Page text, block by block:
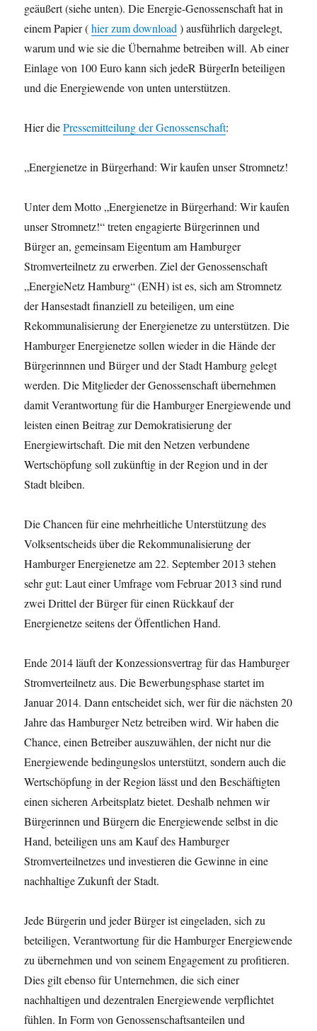
geäußert (siehe unten). Die Energie-Genossenschaft hat in
einem Papier (hier zum download) ausführlich dargelegt,
warum und wie sie die Übernahme betreiben will. Ab einer
Einlage von 100 Euro kann sich jedeR BürgerIn beteiligen
und die Energiewende von unten unterstützen.
Hier diePressemitteilung der Genossenschaft:
„Energienetze in Bürgerhand: Wir kaufen unser Stromnetz!
Unter dem Motto „Energienetze in Bürgerhand: Wir kaufen
unser Stromnetz!“ treten engagierte Bürgerinnen und
Bürger an, gemeinsam Eigentum am Hamburger
Stromverteilnetz zu erwerben. Ziel der Genossenschaft
„EnergieNetz Hamburg“ (ENH) ist es, sich am Stromnetz
der Hansestadt finanziell zu beteiligen, um eine
Rekommunalisierung der Energienetze zu unterstützen. Die
Hamburger Energienetze sollen wieder in die Hände der
Bürgerinnnen und Bürger und der Stadt Hamburg gelegt
werden. Die Mitglieder der Genossenschaft übernehmen
damit Verantwortung für die Hamburger Energiewende und
leisten einen Beitrag zur Demokratisierung der
Energiewirtschaft. Die mit den Netzen verbundene
Wertschöpfung soll zukünftig in der Region und in der
Stadt bleiben.
Die Chancen für eine mehrheitliche Unterstützung des
Volksentscheids über die Rekommunalisierung der
Hamburger Energienetze am 22. September 2013 stehen
sehr gut: Laut einer Umfrage vom Februar 2013 sind rund
zwei Drittel der Bürger für einen Rückkauf der
Energienetze seitens der Öffentlichen Hand.
Ende 2014 läuft der Konzessionsvertrag für das Hamburger
Stromverteilnetz aus. Die Bewerbungsphase startet im
Januar 2014. Dann entscheidet sich, wer für die nächsten 20
Jahre das Hamburger Netz betreiben wird. Wir haben die
Chance, einen Betreiber auszuwählen, der nicht nur die
Energiewende bedingungslos unterstützt, sondern auch die
Wertschöpfung in der Region lässt und den Beschäftigten
einen sicheren Arbeitsplatz bietet. Deshalb nehmen wir
Bürgerinnen und Bürgern die Energiewende selbst in die
Hand, beteiligen uns am Kauf des Hamburger
Stromverteilnetzes und investieren die Gewinne in eine
nachhaltige Zukunft der Stadt.
Jede Bürgerin und jeder Bürger ist eingeladen, sich zu
beteiligen, Verantwortung für die Hamburger Energiewende
zu übernehmen und von seinem Engagement zu profitieren.
Dies gilt ebenso für Unternehmen, die sich einer
nachhaltigen und dezentralen Energiewende verpflichtet
fühlen. In Form von Genossenschaftsanteilen und